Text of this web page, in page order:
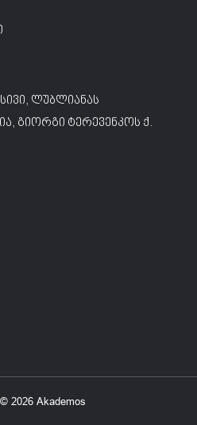
ლუბლიანას
გიორგი ტერევენკოს ქ.
2026 Akademos